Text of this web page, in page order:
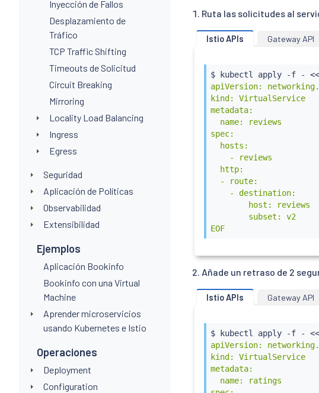
Inyección de Fallos
Desplazamiento de
Tráfico
TCP Traffic Shifting
Timeouts de Solicitud
Circuit Breaking
Mirroring
Locality Load Balancing
Ingress
Egress
Seguridad
Aplicación de Políticas
Observabilidad
Extensibilidad
Ejemplos
Aplicación Bookinfo
Bookinfo con una Virtual
Machine
Aprender microservicios
usando Kubernetes e Istio
Operaciones
Deployment
Configuration
Ruta las solicitudes al
Istio APIs Gateway API
$ kubectl apply -f - <<
apiVersion:
kind: VirtualService
metadata:
  name: reviews
spec:
  hosts:
    - reviews
  http:
  - route:
    - destination:
        host: reviews
        subset: v2
EOF
Añade un retraso de 2
Istio APIs Gateway API
$ kubectl apply -f - <<
apiVersion:
kind: VirtualService
metadata:
  name: ratings